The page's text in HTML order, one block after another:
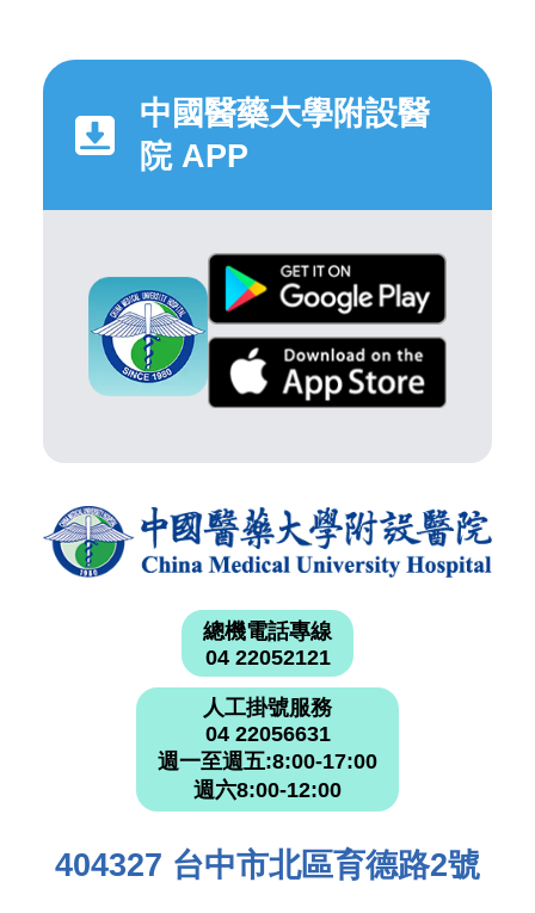
中國醫藥大學附設醫
院 APP
總機電話專線
04 22052121
人工掛號服務
04 22056631
週一至週五:8:00-17:00
週六8:00-12:00
404327 台中市北區育德路2號